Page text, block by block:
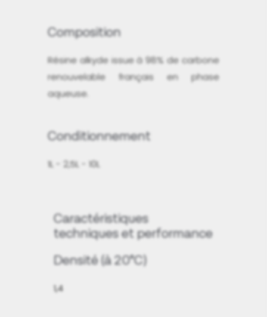
Composition
Résine alkyde issue à 98% de carbone
renouvelable français en phase
aqueuse.
Conditionnement
1L - 2,5L - 10L
Caractéristiques
techniques et performance
Densité (à 20°C)
1,4